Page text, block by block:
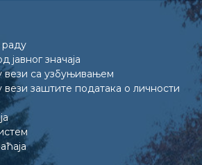
јавног значаја
вези са узбуњивањем
заштите података о личности